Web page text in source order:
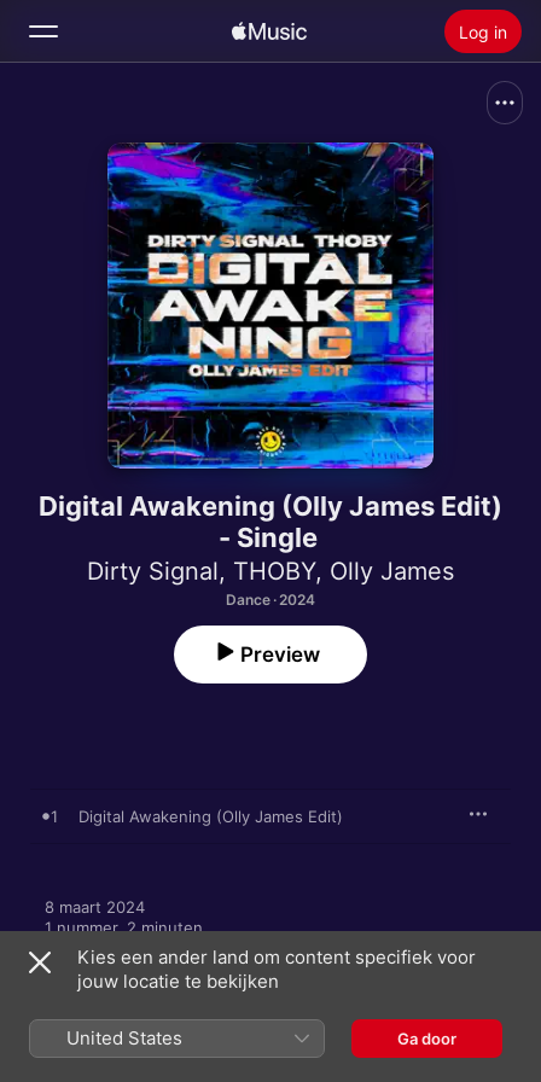
Log in
Home
Nieuw
Radio
Installeer Apple Music
Digital Awakening (Olly James Edit)
- Single
Dirty Signal, THOBY, Olly James
Dance · 2024
Preview
1 Digital Awakening (Olly James Edit)
8 maart 2024
1 nummer, 2 minuten
℗ 2024 Rave Room Recordings
Kies een ander land om content specifiek voor
jouw locatie te bekijken
United States Ga door